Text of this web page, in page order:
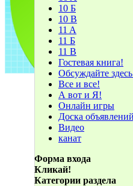
10 Б
10 В
11 A
11 Б
11 В
Гостевая книга!
Обсуждайте
Все и все!
А вот и Я!
Онлайн игры
Доска объявлений
Видео
канат
Форма входа
Кликай!
Категории раздела